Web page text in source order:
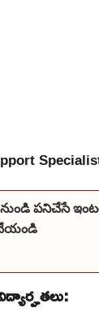
పనిచేసే